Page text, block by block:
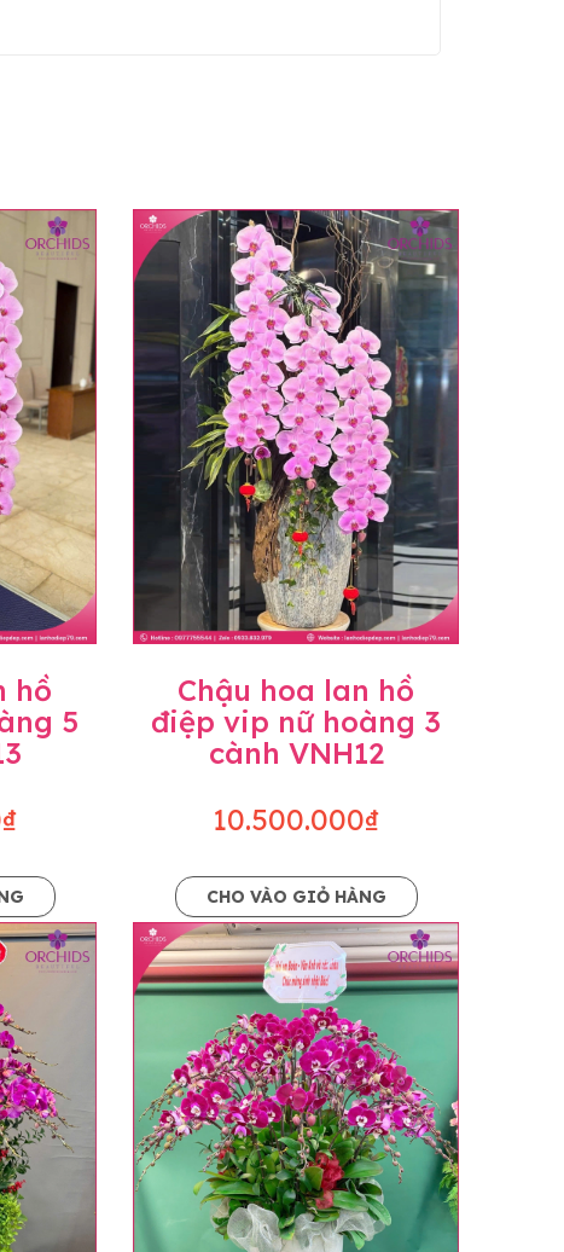
dáng hoàn toàn thủ công nên có thể sẽ
kiện khách quan, tùy vào thời điểm hoa nở
với mức độ giống mẫu khoảng 80-90%,
với khách hàng để thông báo và tư vấn
hoặc không liên lạc được với người
hồ
5
Chậu hoa lan hồ
điệp vip nữ hoàng 3
cành VNH12
10.500.000₫
CHO VÀO GIỎ HÀNG